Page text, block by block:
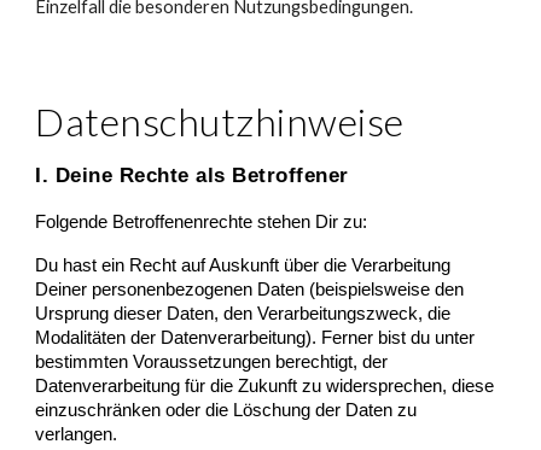
Einzelfall die besonderen Nutzungsbedingungen.
Datenschutzhinweise
I. Deine Rechte als Betroffener
Folgende Betroffenenrechte stehen Dir zu:
Du hast ein Recht auf Auskunft über die Verarbeitung
Deiner personenbezogenen Daten (beispielsweise den
Ursprung dieser Daten, den Verarbeitungszweck, die
Modalitäten der Datenverarbeitung). Ferner bist du unter
bestimmten Voraussetzungen berechtigt, der
Datenverarbeitung für die Zukunft zu widersprechen, diese
einzuschränken oder die Löschung der Daten zu
verlangen.